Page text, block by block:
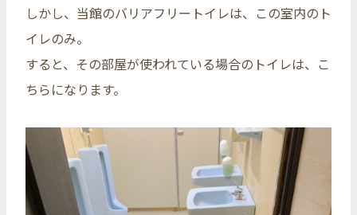
しかし、当館のバリアフリートイレは、この室内のト
イレのみ。
すると、その部屋が使われている場合のトイレは、こ
ちらになります。